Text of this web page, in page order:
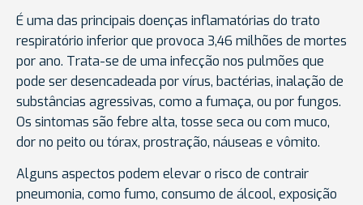
É uma das principais doenças inflamatórias do trato
respiratório inferior que provoca 3,46 milhões de mortes
por ano. Trata-se de uma infecção nos pulmões que
pode ser desencadeada por vírus, bactérias, inalação de
substâncias agressivas, como a fumaça, ou por fungos.
Os sintomas são febre alta, tosse seca ou com muco,
dor no peito ou tórax, prostração, náuseas e vômito.
Alguns aspectos podem elevar o risco de contrair
pneumonia, como fumo, consumo de álcool, exposição